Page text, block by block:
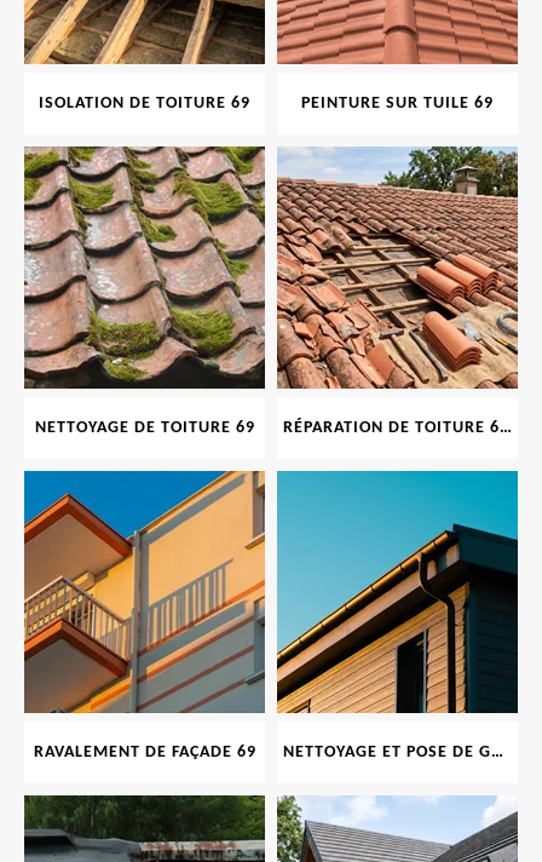
ISOLATION DE TOITURE 69 PEINTURE SUR TUILE 69
NETTOYAGE DE TOITURE 69 RÉPARATION DE TOITURE 69 RHONE, TUILES CASSÉES OU ABIMÉES
RAVALEMENT DE FAÇADE 69 NETTOYAGE ET POSE DE GOUTTIÈRE 69